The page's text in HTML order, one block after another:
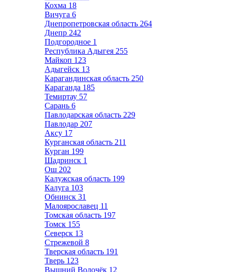
Кохма 18
Вичуга 6
Днепропетровская область 264
Днепр 242
Подгородное 1
Республика Адыгея 255
Майкоп 123
Адыгейск 13
Карагандинская область 250
Караганда 185
Темиртау 57
Сарань 6
Павлодарская область 229
Павлодар 207
Аксу 17
Курганская область 211
Курган 199
Шадринск 1
Ош 202
Калужская область 199
Калуга 103
Обнинск 31
Малоярославец 11
Томская область 197
Томск 155
Северск 13
Стрежевой 8
Тверская область 191
Тверь 123
Вышний Волочёк 12